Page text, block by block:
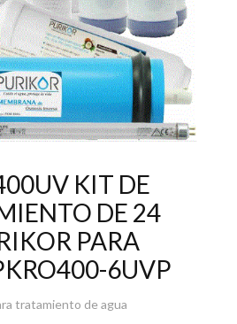
KIT DE
DE 24
PARA
6UVP
tratamiento de agua